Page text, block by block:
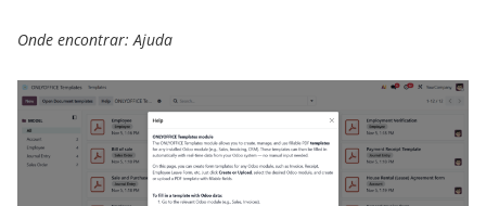
Onde encontrar: Ajuda